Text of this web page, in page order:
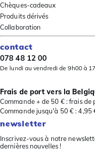
Chèques-cadeaux
Produits dérivés
Collaboration
contact
078 48 12 00
De lundi au vendredi de 9h00 à
Frais de port vers la
Commande + de 50 € : frais de
Commande jusqu'à 50 € : 4,95
newsletter
Inscrivez-vous à notre
dernières nouvelles !